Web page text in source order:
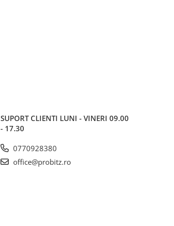
SUPORT CLIENTI LUNI - VINERI 09.00
- 17.30
0770928380
office@probitz.ro